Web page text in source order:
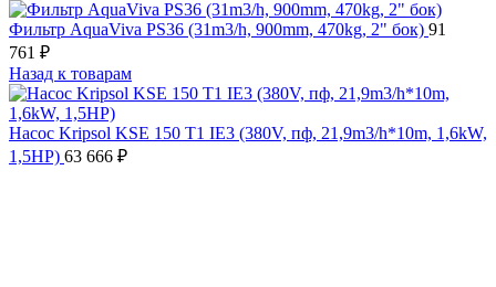
Фильтр AquaViva PS36 (31m3/h, 900mm, 470kg, 2" бок) 91
761 ₽
Назад к товарам
Насос Kripsol KSE 150 T1 IE3 (380V, пф, 21,9m3/h*10m, 1,6kW,
1,5HP) 63 666 ₽